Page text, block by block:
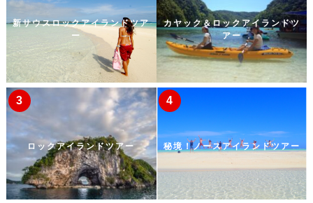
新サウスロックアイランドツア
ー
カヤック＆ロックアイランドツ
アー
ロックアイランドツアー 秘境！ノースアイランドツアー